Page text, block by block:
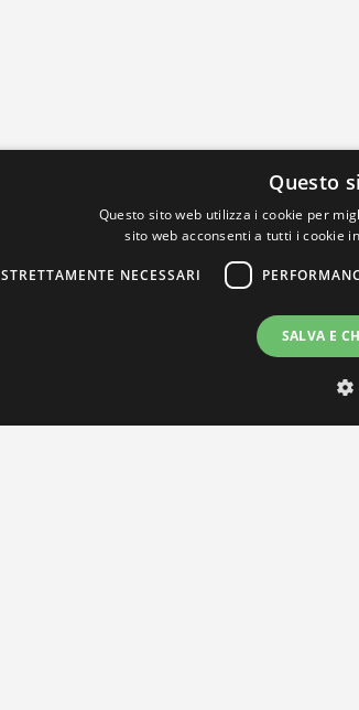
Questo
Questo sito web utilizza i cookie per
sito web acconsenti a tutti i cookie
STRETTAMENTE NECESSARI
SALVA E